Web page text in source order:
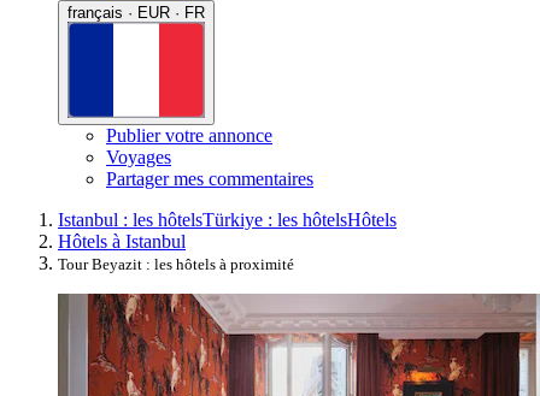
français · EUR · FR
Publier votre annonce
Voyages
Partager mes commentaires
Istanbul : les hôtelsTürkiye : les hôtelsHôtels
Hôtels à Istanbul
Tour Beyazit : les hôtels à proximité